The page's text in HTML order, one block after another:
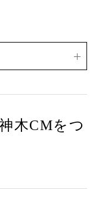
木CMをつ